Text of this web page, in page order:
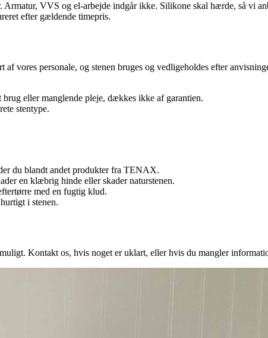
VVS og el-arbejde indgår ikke. Silikone skal hærde, så vi
efter gældende timepris.
vores personale, og stenen bruges og vedligeholdes efter
eller manglende pleje, dækkes ikke af garantien.
stentype.
du blandt andet produkter fra TENAX.
en klæbrig hinde eller skader naturstenen.
med en fugtig klud.
i stenen.
Kontakt os, hvis noget er uklart, eller hvis du mangler